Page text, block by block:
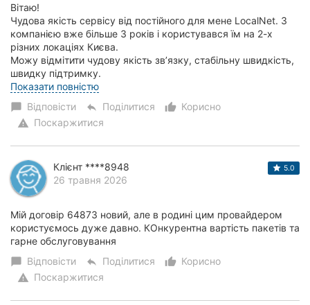
Вітаю!
Чудова якість сервісу від постійного для мене LocalNet. З
компанією вже більше 3 років і користувався їм на 2-х
різних локаціях Києва.
Можу відмітити чудову якість звʼязку, стабільну швидкість,
швидку підтримку.
При тривалих відключеннях...
Показати повністю
chat_bubble Відповісти reply Поділитися thumb_up_alt
Корисно
warning Поскаржитися
Клієнт ****8948
26 травня 2026
5.0
Мій договір 64873 новий, але в родині цим провайдером
користуємось дуже давно. КОнкурентна вартість пакетів та
гарне обслуговування
chat_bubble Відповісти reply Поділитися thumb_up_alt
Корисно
warning Поскаржитися